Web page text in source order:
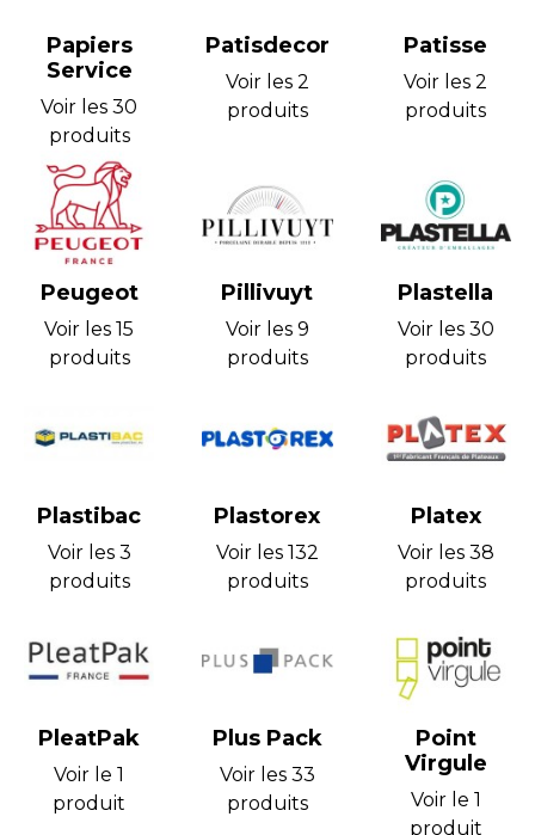
Papiers
Service
Voir les 30
produits
Patisdecor
Voir les 2
produits
Patisse
Voir les 2
produits
Peugeot
Voir les 15
produits
Pillivuyt
Voir les 9
produits
Plastella
Voir les 30
produits
Plastibac
Voir les 3
produits
Plastorex
Voir les 132
produits
Platex
Voir les 38
produits
PleatPak
Voir le 1
produit
Plus Pack
Voir les 33
produits
Point
Virgule
Voir le 1
produit